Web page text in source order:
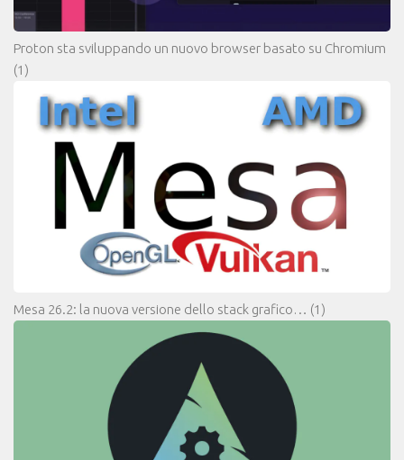
Proton sta sviluppando un nuovo browser basato su Chromium
(1)
Mesa 26.2: la nuova versione dello stack grafico… (1)